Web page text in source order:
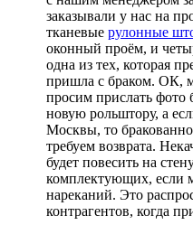
заказывали у нас на
тканевые рулонные
оконный проём, и
одна из тех, которая
пришла с браком. ОК,
просим прислать фото
новую рольштору, а
Москвы, то
требуем возврата.
будет повесить на
комплектующих, если
нареканий. Это
контрагентов, когда